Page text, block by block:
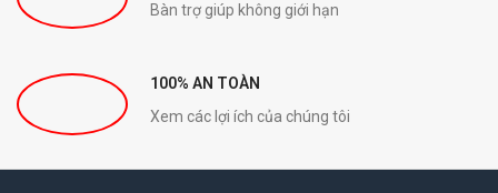
Bàn trợ giúp không giới hạn
100% AN TOÀN
Xem các lợi ích của chúng tôi